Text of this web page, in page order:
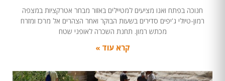
חנוכה בפתח ואנו מציעים למטיילים באזור מבחר אטרקציות במצפה
רמון-טיולי ג'יפים סדירים בשעות הבוקר ואחר הצהרים אל מרכז ומזרח
מכתש רמון. תחנת השכרה לאופני שטח
קרא עוד »